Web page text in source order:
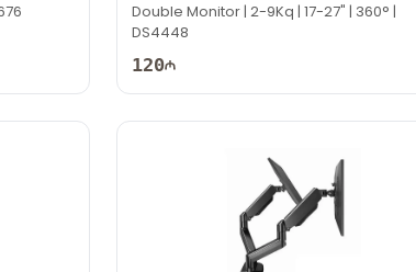
Double Monitor | 2-9Kq | 17-27" | 360° |
DS4448
120